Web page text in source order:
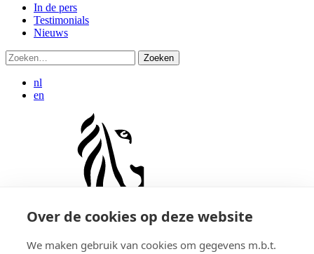
Over de cookies op deze website
We maken gebruik van cookies om gegevens m.b.t.
In de pers
Testimonials
Nieuws
Zoeken:
nl
en
verbeelding werkt